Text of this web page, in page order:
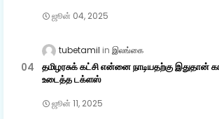
ஜூன் 04, 2025
tubetamil இலங்கை
தமிழரசுக் கட்சி என்னை நாடியதற்கு
உடைத்த டக்ளஸ்
ஜூன் 11, 2025